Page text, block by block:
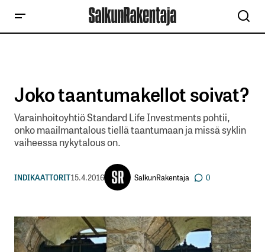
Joko taantumakellot soivat?
Varainhoitoyhtiö Standard Life Investments pohtii,
onko maailmantalous tiellä taantumaan ja missä syklin
vaiheessa nykytalous on.
INDIKAATTORIT15.4.2016 SalkunRakentaja 0